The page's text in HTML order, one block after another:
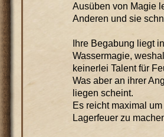
Ausüben von Magie
Anderen und sie
Ihre Begabung liegt
Wassermagie,
keinerlei Talent für
Was aber an ihrer
liegen scheint.
Es reicht maximal
Lagerfeuer zu